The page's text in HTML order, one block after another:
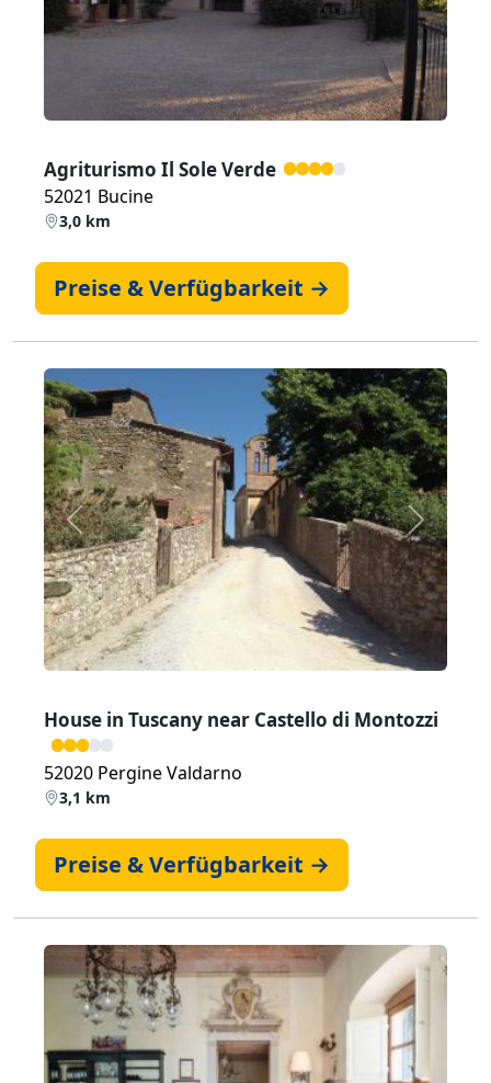
Agriturismo Il Sole Verde
52021 Bucine
3,0 km
Preise & Verfügbarkeit →
Zurück Weiter
House in Tuscany near Castello di Montozzi
52020 Pergine Valdarno
3,1 km
Preise & Verfügbarkeit →